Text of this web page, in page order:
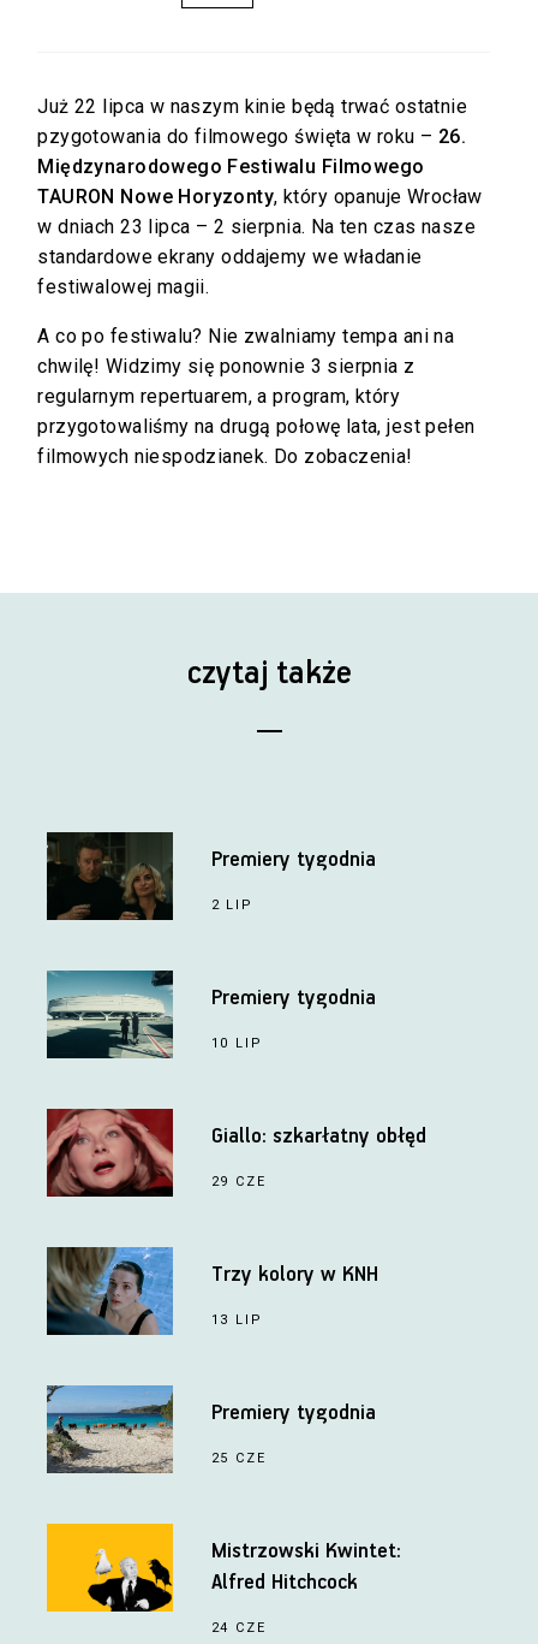
Już 22 lipca w naszym kinie będą trwać ostatnie
pzygotowania do filmowego święta w roku – 26.
Międzynarodowego Festiwalu Filmowego
TAURON Nowe Horyzonty, który opanuje Wrocław
w dniach 23 lipca – 2 sierpnia. Na ten czas nasze
standardowe ekrany oddajemy we władanie
festiwalowej magii.
A co po festiwalu? Nie zwalniamy tempa ani na
chwilę! Widzimy się ponownie 3 sierpnia z
regularnym repertuarem, a program, który
przygotowaliśmy na drugą połowę lata, jest pełen
filmowych niespodzianek. Do zobaczenia!
czytaj także
Premiery tygodnia
2 LIP
Premiery tygodnia
10 LIP
Giallo: szkarłatny obłęd
29 CZE
Trzy kolory w KNH
13 LIP
Premiery tygodnia
25 CZE
Mistrzowski Kwintet:
Alfred Hitchcock
24 CZE